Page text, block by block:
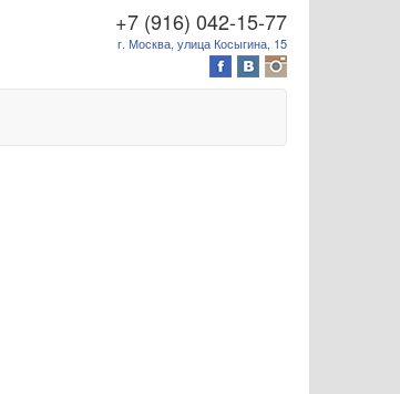
+7 (916) 042-15-77
г. Москва, улица Косыгина, 15